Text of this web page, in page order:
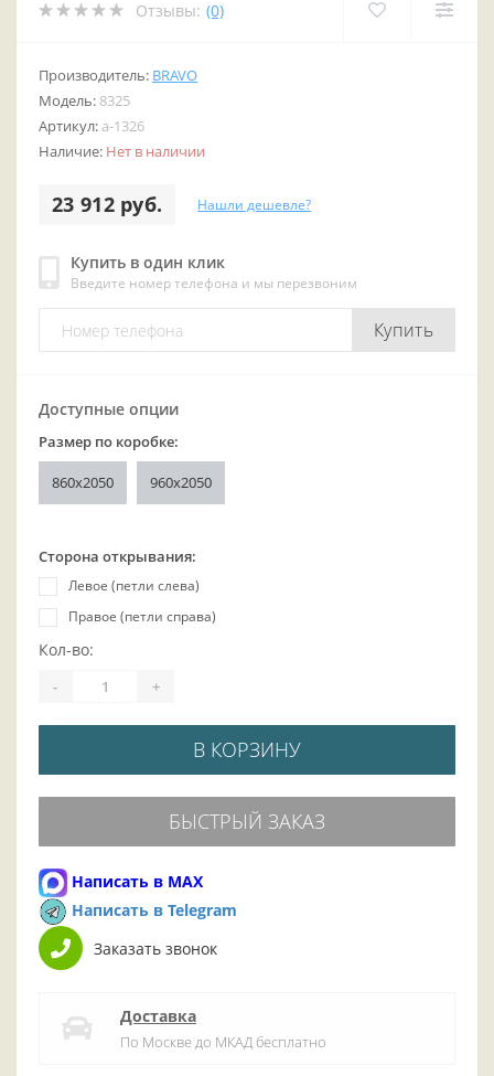
Отзывы: (0)
Производитель: BRAVO
Модель: 8325
Артикул: a-1326
Наличие: Нет в наличии
23 912 руб. Нашли дешевле?
Купить в один клик
Введите номер телефона и мы перезвоним
Купить
Доступные опции
Размер по коробке:
860x2050 960x2050
Сторона открывания:
Левое (петли слева)
Правое (петли справа)
Кол-во:
- +
В КОРЗИНУ
БЫСТРЫЙ ЗАКАЗ
Написать в MAX
Написать в Telegram
Заказать звонок
Доставка
По Москве до МКАД бесплатно